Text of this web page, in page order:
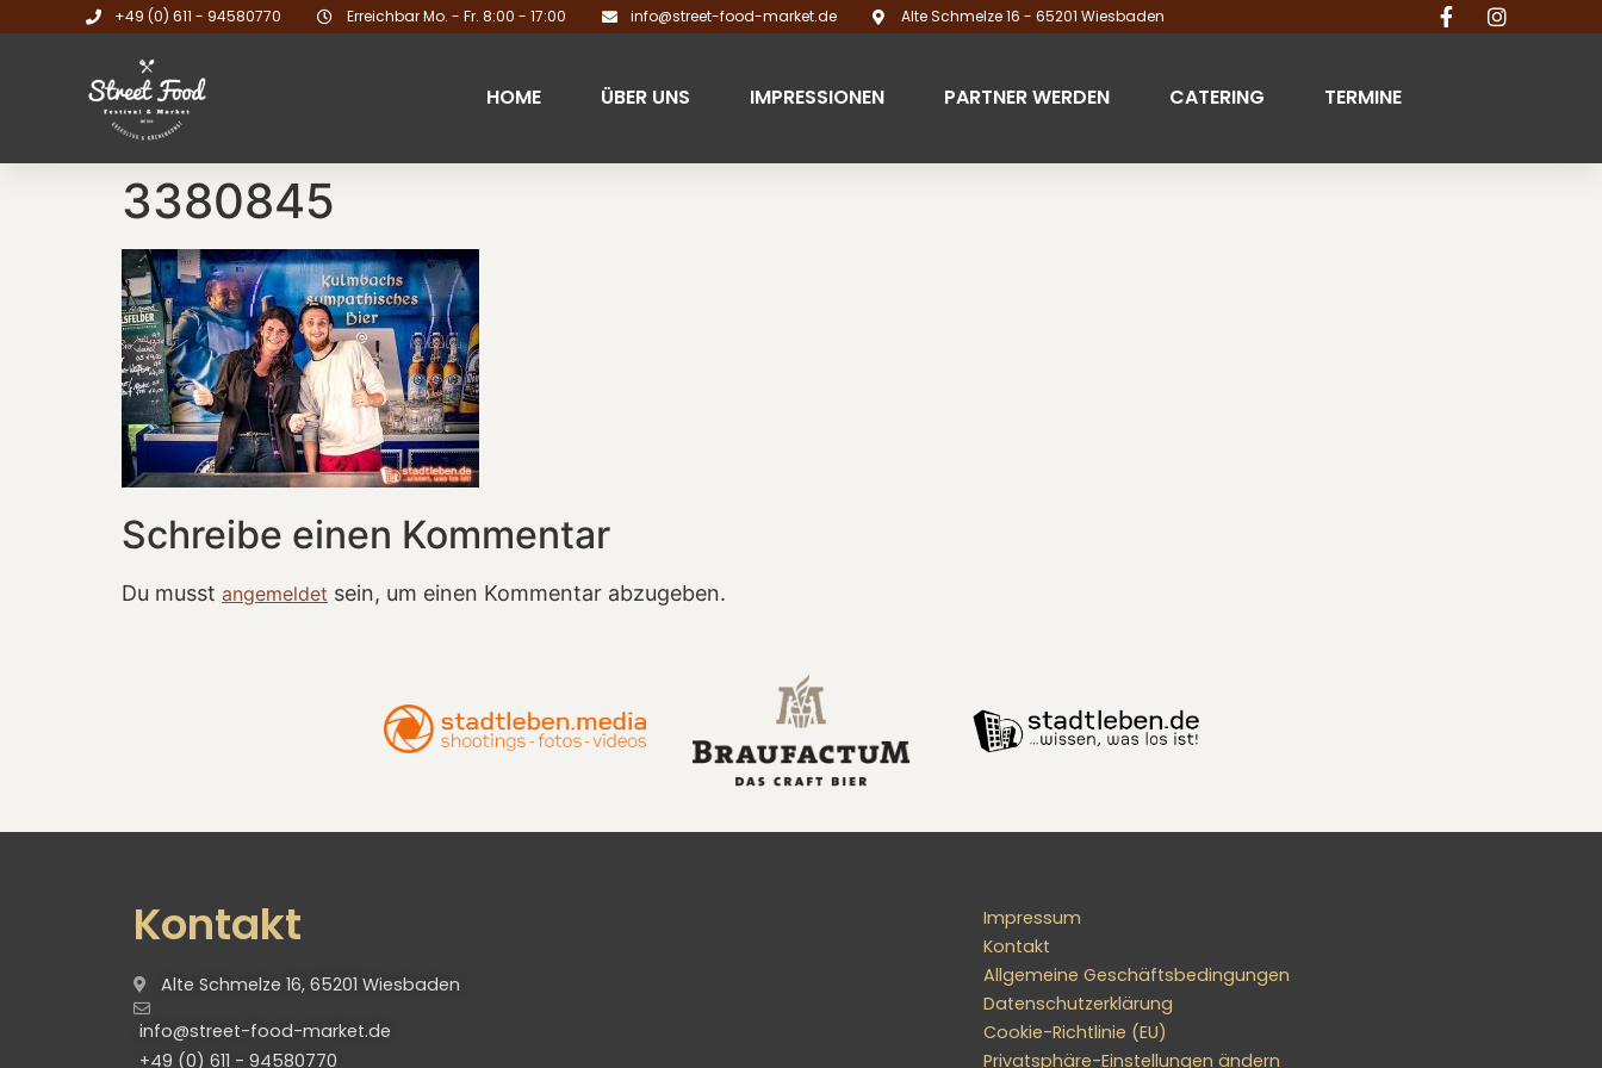
+49 (0) 611 - 94580770 Erreichbar Mo. - Fr. 8:00 - 17:00 info@street-food-market.de Alte Schmelze 16 - 65201 Wiesbaden
HOME ÜBER UNS IMPRESSIONEN PARTNER WERDEN CATERING TERMINE
3380845
Schreibe einen Kommentar
Du musst angemeldet sein, um einen Kommentar abzugeben.
Kontakt
Alte Schmelze 16, 65201 Wiesbaden
info@street-food-market.de
+49 (0) 611 - 94580770
Impressum
Kontakt
Allgemeine Geschäftsbedingungen
Datenschutzerklärung
Cookie-Richtlinie (EU)
Privatsphäre-Einstellungen ändern